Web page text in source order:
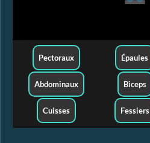
Pectoraux Épaules
Abdominaux Biceps
Cuisses Fessiers